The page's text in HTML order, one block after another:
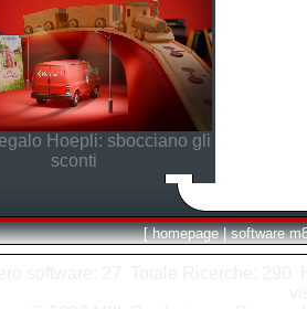
Hoepli: sbocciano gli
sconti
[ homepage | software